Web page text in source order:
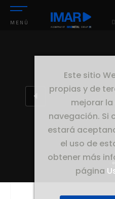
MENÚ
Este sitio
propias y de
mejorar
navegación. Si
estará
el uso de
obtener más
página